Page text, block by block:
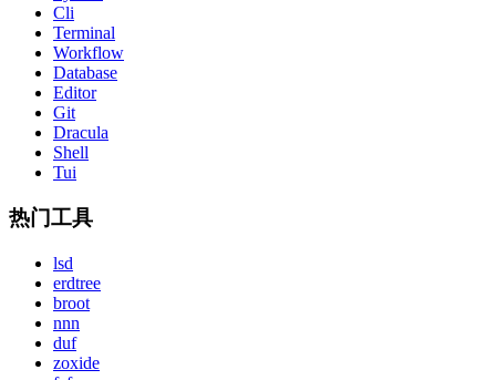
Cli
Terminal
Workflow
Database
Editor
Git
Dracula
Shell
Tui
热门工具
lsd
erdtree
broot
nnn
duf
zoxide